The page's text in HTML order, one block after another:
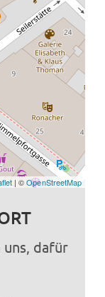
| ©OpenStreetMap
uns, dafür